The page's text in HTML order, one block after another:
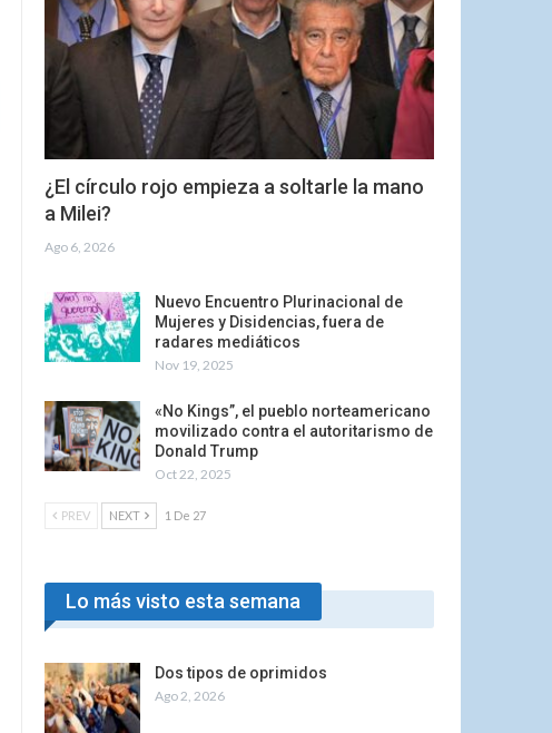
¿El círculo rojo empieza a soltarle la mano
a Milei?
Ago 6, 2026
Nuevo Encuentro Plurinacional de
Mujeres y Disidencias, fuera de
radares mediáticos
Nov 19, 2025
«No Kings”, el pueblo norteamericano
movilizado contra el autoritarismo de
Donald Trump
Oct 22, 2025
PREV NEXT 1 De 27
Lo más visto esta semana
Dos tipos de oprimidos
Ago 2, 2026